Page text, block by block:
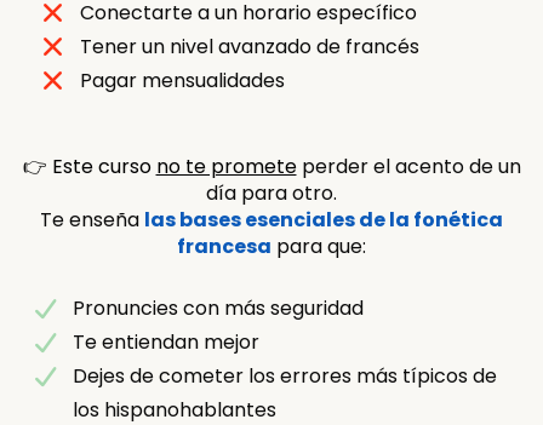
Conectarte a un horario específico
Tener un nivel avanzado de francés
Pagar mensualidades
👉 Este curso no te promete perder el acento de un
día para otro.
Te enseña las bases esenciales de la fonética
francesa para que:
Pronuncies con más seguridad
Te entiendan mejor
Dejes de cometer los errores más típicos de
los hispanohablantes